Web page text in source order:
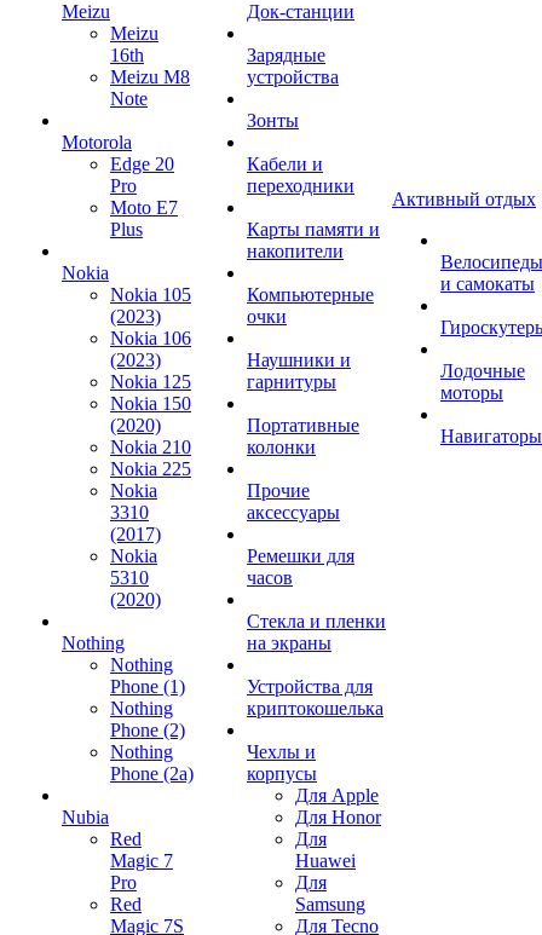
Meizu
Meizu
16th
Meizu M8
Note
Motorola
Edge 20
Pro
Moto E7
Plus
Nokia
Nokia 105
(2023)
Nokia 106
(2023)
Nokia 125
Nokia 150
(2020)
Nokia 210
Nokia 225
Nokia
3310
(2017)
Nokia
5310
(2020)
Nothing
Nothing
Phone (1)
Nothing
Phone (2)
Nothing
Phone (2a)
Nubia
Red
Magic 7
Pro
Red
Magic 7S
Док-станции
Зарядные
устройства
Зонты
Кабели и
переходники
Карты памяти и
накопители
Компьютерные
очки
Наушники и
гарнитуры
Портативные
колонки
Прочие
аксессуары
Ремешки для
часов
Стекла и пленки
на экраны
Устройства для
криптокошелька
Чехлы и
корпусы
Для Apple
Для Honor
Для
Huawei
Для
Samsung
Для Tecno
Активный отдых
Велосипеды
и самокаты
Лодочные
моторы
Навигаторы